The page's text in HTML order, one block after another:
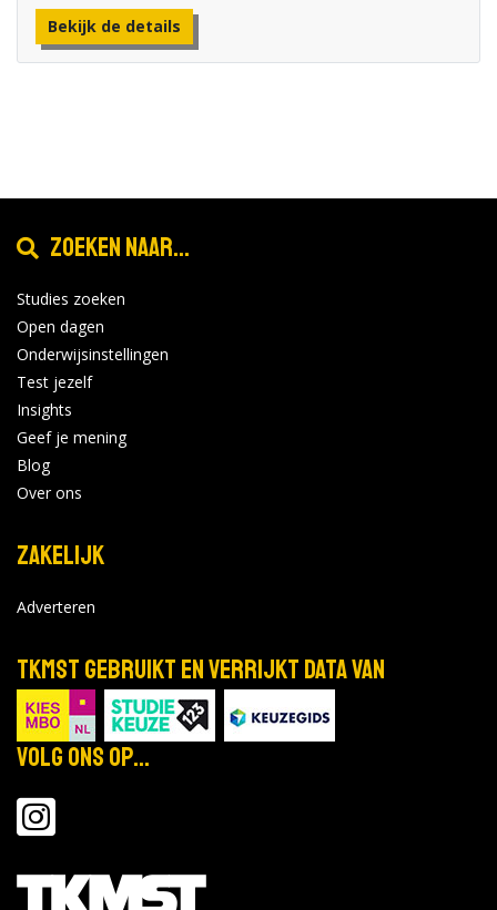
Bekijk de details
Zoeken naar...
Studies zoeken
Open dagen
Onderwijsinstellingen
Test jezelf
Insights
Geef je mening
Blog
Over ons
Zakelijk
Adverteren
TKMST gebruikt en verrijkt data van
Volg ons op...